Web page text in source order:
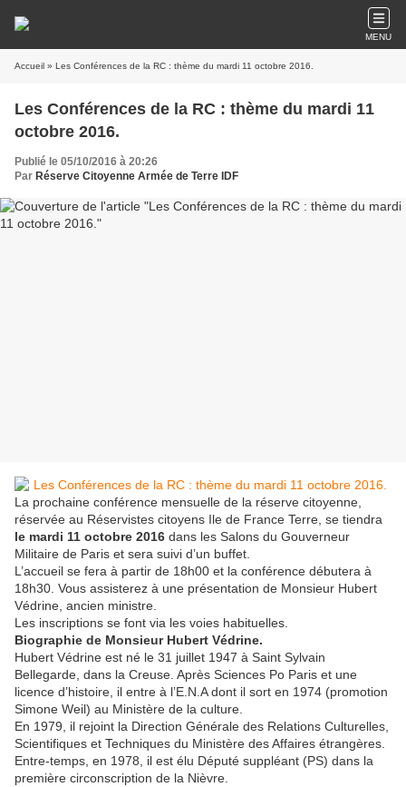
MENU
Accueil » Les Conférences de la RC : thème du mardi 11 octobre 2016.
Les Conférences de la RC : thème du mardi 11
octobre 2016.
Publié le 05/10/2016 à 20:26
Par Réserve Citoyenne Armée de Terre IDF
La prochaine conférence mensuelle de la réserve citoyenne,
réservée au Réservistes citoyens Ile de France Terre, se tiendra
le mardi 11 octobre 2016 dans les Salons du Gouverneur
Militaire de Paris et sera suivi d’un buffet.
L’accueil se fera à partir de 18h00 et la conférence débutera à
18h30. Vous assisterez à une présentation de Monsieur Hubert
Védrine, ancien ministre.
Les inscriptions se font via les voies habituelles.
Biographie de Monsieur Hubert Védrine.
Hubert Védrine est né le 31 juillet 1947 à Saint Sylvain
Bellegarde, dans la Creuse. Après Sciences Po Paris et une
licence d’histoire, il entre à l’E.N.A dont il sort en 1974 (promotion
Simone Weil) au Ministère de la culture.
En 1979, il rejoint la Direction Générale des Relations Culturelles,
Scientifiques et Techniques du Ministère des Affaires étrangères.
Entre-temps, en 1978, il est élu Député suppléant (PS) dans la
première circonscription de la Nièvre.